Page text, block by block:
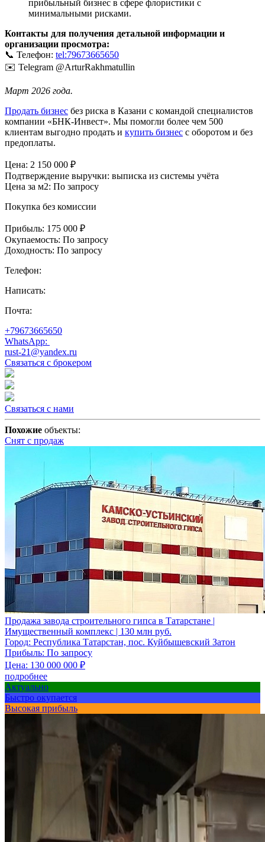
прибыльный бизнес в сфере флористики с
минимальными рисками.
Контакты для получения детальной информации и
организации просмотра:
📞 Телефон: tel:79673665650
✉️ Telegram @ArturRakhmatullin
Март 2026 года.
Продать бизнес без риска в Казани с командой специалистов
компании «БНК-Инвест». Мы помогли более чем 500
клиентам выгодно продать и купить бизнес с оборотом и без
предоплаты.
Цена: 2 150 000 ₽
Подтверждение выручки: выписка из системы учёта
Цена за м2: По запросу
Покупка без комиссии
Прибыль: 175 000 ₽
Окупаемость: По запросу
Доходность: По запросу
Телефон:
Написать:
Почта:
+79673665650
WhatsApp:
rust-21@yandex.ru
Связаться с брокером
Связаться с нами
Похожие объекты:
Снят с продаж
Продажа завода строительного гипса в Татарстане |
Имущественный комплекс | 130 млн руб.
Город: Республика Татарстан, пос. Куйбышевский Затон
Прибыль: По запросу
Цена: 130 000 000 ₽
подробнее
Актуально
Быстро окупается
Высокая прибыль